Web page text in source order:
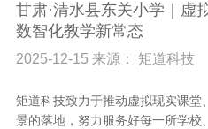
甘肃·清水县东关小学｜虚
数智化教学新常态
2025-12-15 来源： 矩道科技
矩道科技致力于推动虚拟现实课堂
景的落地，努力服务好每一所学